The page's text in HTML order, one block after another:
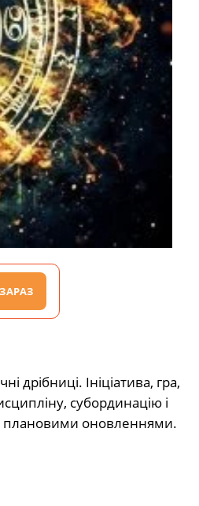
дрібниці. Ініціатива, гра,
субординацію і
плановими оновленнями.